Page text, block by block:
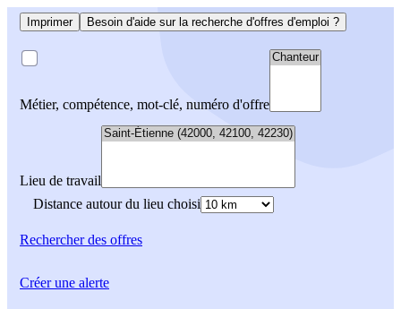
Imprimer Besoin d'aide sur la recherche d'offres d'emploi ?
Métier, compétence, mot-clé, numéro d'offre
Lieu de travail
Distance autour du lieu choisi
Rechercherdes offres
Créer une alerte